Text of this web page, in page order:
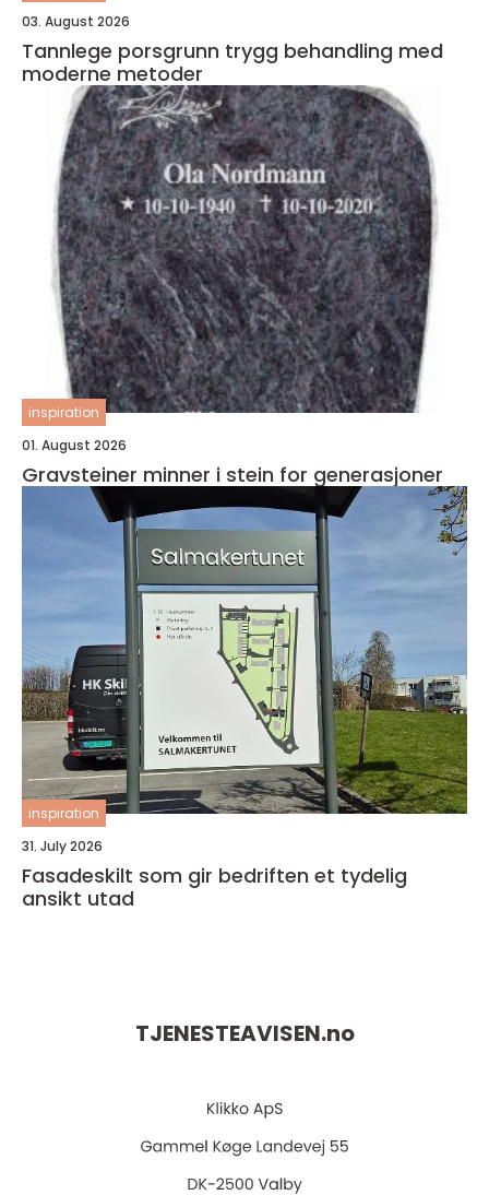
03. August 2026
Tannlege porsgrunn trygg behandling med
moderne metoder
inspiration
01. August 2026
Gravsteiner minner i stein for generasjoner
inspiration
31. July 2026
Fasadeskilt som gir bedriften et tydelig
ansikt utad
TJENESTEAVISEN.no